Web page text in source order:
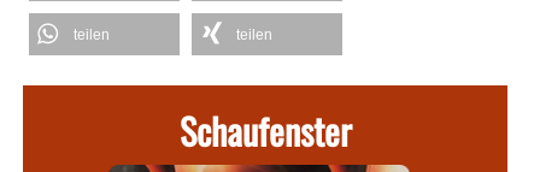
teilen teilen
Schaufenster